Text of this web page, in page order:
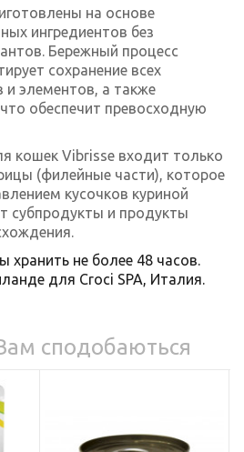
на основе
ингредиентов без
Бережный процесс
сохранение всех
и элементов, а также
обеспечит превосходную
кошек Vibrisse входит только
(филейные части), которое
кусочков куриной
субпродукты и продукты
хранить не более 48 часов.
для Croci SPA, Италия.
сподобаються